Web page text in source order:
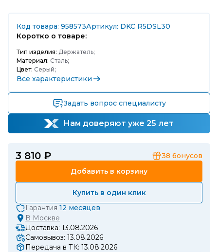
Код товара: 958573Артикул: DKC R5DSL30
Коротко о товаре:
Тип изделия: Держатель;
Материал: Сталь;
Цвет: Серый;
Все характеристики
Задать вопрос специалисту
Нам доверяют уже 25 лет
3 810 ₽ 38 бонусов
Добавить в корзину
Купить в один клик
Гарантия 12 месяцев
В Москве
Доставка: 13.08.2026
Самовывоз: 13.08.2026
Передача в ТК: 13.08.2026